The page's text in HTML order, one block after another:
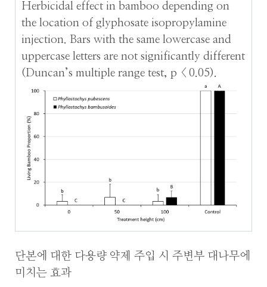
Herbicidal effect in bamboo depending on
the location of glyphosate isopropylamine
injection. Bars with the same lowercase and
uppercase letters are not significantly different
(Duncan’s multiple range test, p < 0.05).
단본에 대한 다용량 약제 주입 시 주변부 대나무에
미치는 효과